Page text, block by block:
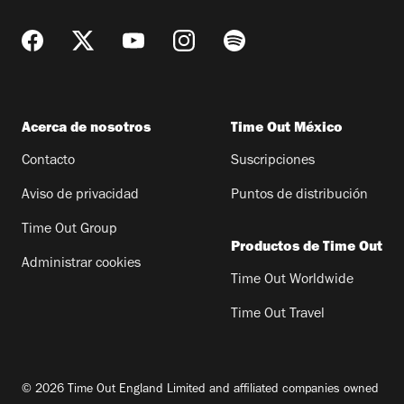
Acerca de nosotros
Contacto
Aviso de privacidad
Time Out Group
Administrar cookies
Time Out México
Suscripciones
Puntos de distribución
Productos de Time Out
Time Out Worldwide
Time Out Travel
© 2026 Time Out England Limited and affiliated companies owned